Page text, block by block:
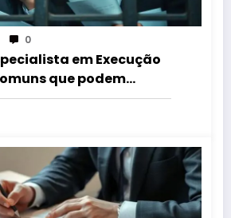
0
em Execução
que podem